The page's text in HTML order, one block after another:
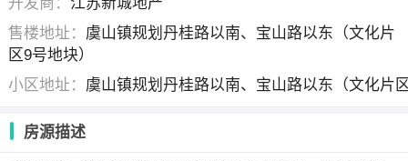
售楼地址： 虞山镇规划丹桂路以南、宝山路以东（文化片
区9号地块）
小区地址： 虞山镇规划丹桂路以南、宝山路以东（文化片
房源描述